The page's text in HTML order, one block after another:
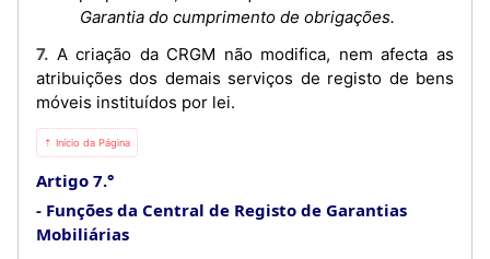
Garantia do cumprimento de obrigações.
7. A criação da CRGM não modifica, nem afecta as
atribuições dos demais serviços de registo de bens
móveis instituídos por lei.
⇡ Início da Página
Artigo 7.°
Funções da Central de Registo de Garantias
Mobiliárias